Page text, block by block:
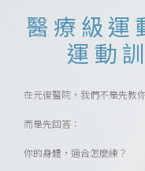
醫療級運
運動
在元復醫院，我們不是先教
而是先回答：
你的身體，適合怎麼練？